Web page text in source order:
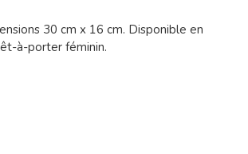
30 cm x 16 cm. Disponible en
à-porter féminin.